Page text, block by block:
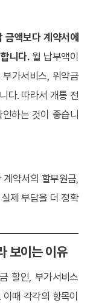
액보다 계약서에
니다. 월 납부액이
가서비스, 위약금
다. 따라서 개통 전
하는 것이 좋습니
약서의 할부원금,
제 부담을 더 정확
보이는 이유
할인, 부가서비스
때 각각의 항목이